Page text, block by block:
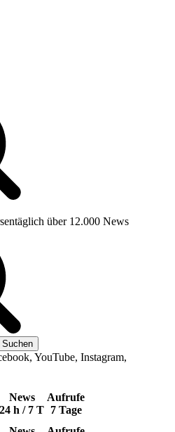
über 12.000 News
YouTube, Instagram,
News
24 h / 7 T
Aufrufe
7 Tage